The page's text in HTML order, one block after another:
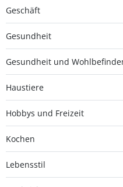
Geschäft
Gesundheit
Gesundheit und
Haustiere
Hobbys und Freizeit
Kochen
Lebensstil